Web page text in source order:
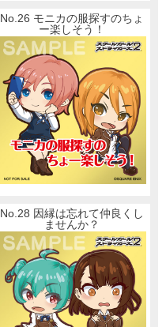
No.26 モニカの服探すのちょ
ー楽しそう！
No.28 因縁は忘れて仲良くし
ませんか？